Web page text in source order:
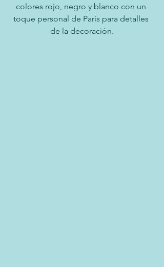
colores rojo, negro y blanco con un
toque personal de París para detalles
de la decoración.